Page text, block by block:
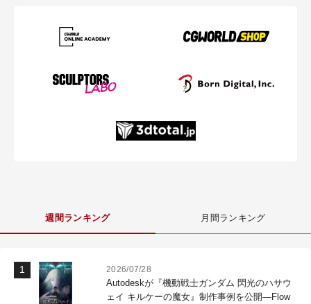
週間ランキング 月間ランキング
2026/07/28
Autodeskが『機動戦士ガンダム 閃光のハサウ
ェイ キルケーの魔女』制作事例を公開―Flow